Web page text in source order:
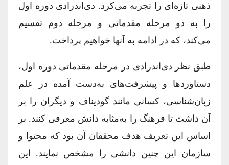
ذهنی تازه‌ای را تجربه می‌کرد. دی‌اندرادی دوره اول
را به دو مرحله مقدماتی و مرحله دوم تقسیم
می‌کند، که در ادامه به آنها خواهیم پرداخت.
طبق نظر دی‌اندرادی در مرحله مقدماتی دوره اول،
دستاوردها و پیشرفت‌های به‌دست آمده در علم
زبان‌شناسی، کسانی مانند گودیناف و دیگران را بر
آن داشت تا فرهنگ را به‌مثابه دانش معرفی کنند. بر
اساس این تعریف هدف محققان آن بود که محتوا و
سازمان این چنین دانشی را مشخص نمایند. این